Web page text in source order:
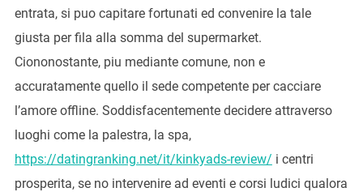
entrata, si puo capitare fortunati ed convenire la tale
giusta per fila alla somma del supermarket.
Ciononostante, piu mediante comune, non e
accuratamente quello il sede competente per cacciare
l’amore offline. Soddisfacentemente decidere attraverso
luoghi come la palestra, la spa,
https://datingranking.net/it/kinkyads-review/ i centri
prosperita, se no intervenire ad eventi e corsi ludici qualora